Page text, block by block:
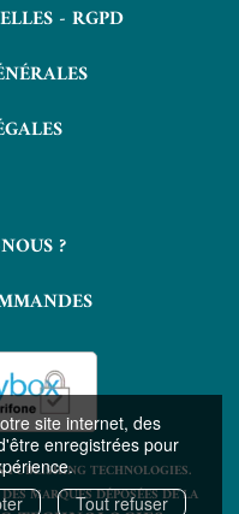
site internet, des
enregistrées pour
Tout refuser
- RGPD
?
TECHNOLOGIES.
MARQUES DÉPOSÉES DE LA